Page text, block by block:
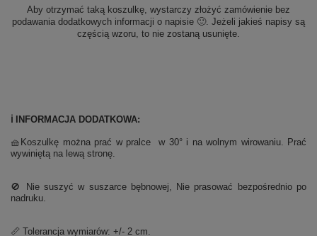
Aby otrzymać taką koszulkę, wystarczy złożyć zamówienie bez
podawania dodatkowych informacji o napisie 🙂. Jeżeli jakieś napisy są
częścią wzoru, to nie zostaną usunięte.
ℹ️ INFORMACJA DODATKOWA:
🧺Koszulkę można prać w pralce w 30° i na wolnym wirowaniu. Prać
wywiniętą na lewą stronę.
🚫 Nie suszyć w suszarce bębnowej, Nie prasować bezpośrednio po
nadruku.
📏 Tolerancja wymiarów: +/- 2 cm.